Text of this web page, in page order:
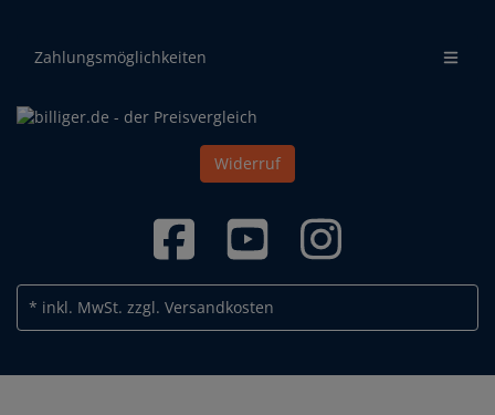
Zahlungsmöglichkeiten
Widerruf
* inkl. MwSt. zzgl. Versandkosten